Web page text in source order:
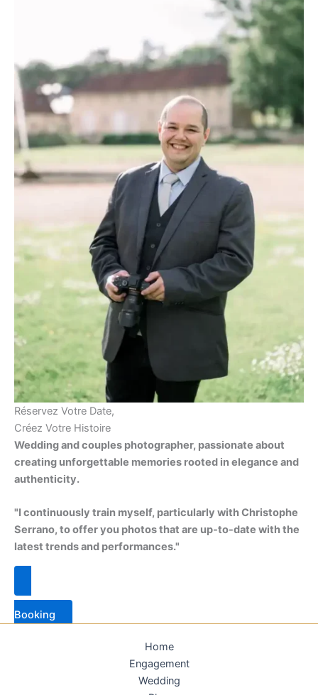
Réservez Votre Date,
Créez Votre Histoire
Wedding and couples photographer, passionate about
creating unforgettable memories rooted in elegance and
authenticity.
"I continuously train myself, particularly with Christophe
Serrano, to offer you photos that are up-to-date with the
latest trends and performances."
Booking
Home
Engagement
Wedding